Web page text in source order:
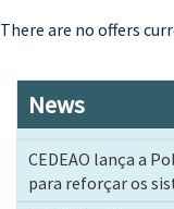
There are no offers
News
CEDEAO lança a
para reforçar os